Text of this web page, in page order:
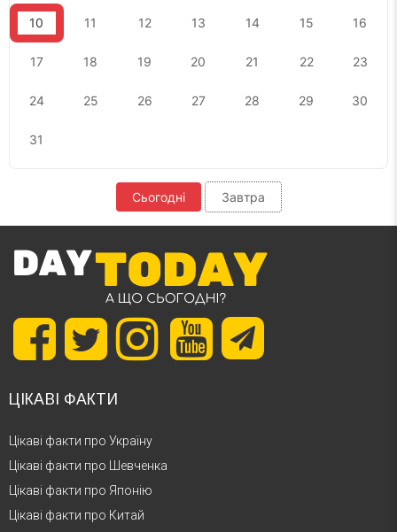
10 11 12 13 14 15 16
17 18 19 20 21 22 23
24 25 26 27 28 29 30
31
Сьогодні Завтра
ЦІКАВІ ФАКТИ
Цікаві факти про Україну
Цікаві факти про Шевченка
Цікаві факти про Японію
Цікаві факти про Китай